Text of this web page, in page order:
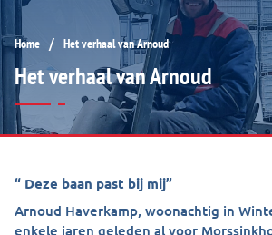
Home / Het verhaal van Arnoud
Het verhaal van Arnoud
“ Deze baan past bij mij”
Arnoud Haverkamp, woonachtig in
enkele jaren geleden al voor